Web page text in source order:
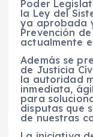
Poder
la Ley del
ya aprobada
Prevención
actualmente
Además se
de Justicia
la autoridad
inmediata,
para
disputas que
de nuestras